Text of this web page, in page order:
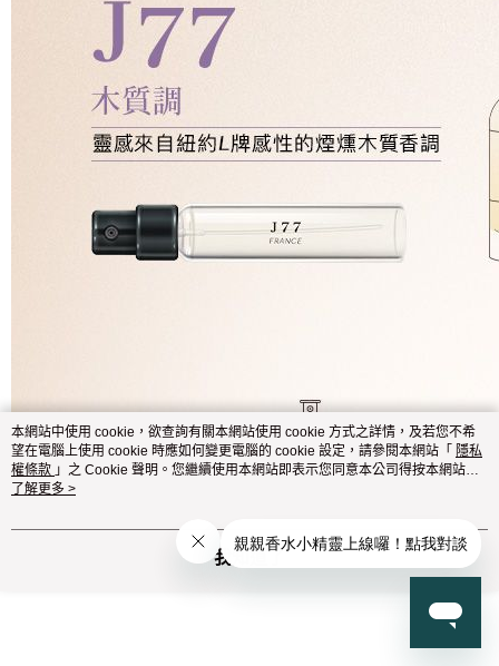
本網站中使用 cookie，欲查詢有關本網站使用 cookie 方式之詳情，及若您不希
望在電腦上使用 cookie 時應如何變更電腦的 cookie 設定，請參閱本網站「 隱私
權條款 」之 Cookie 聲明。您繼續使用本網站即表示您同意本公司得按本網站使
用條款之 Cookie 聲明使用 cookie。
了解更多 >
我知道了